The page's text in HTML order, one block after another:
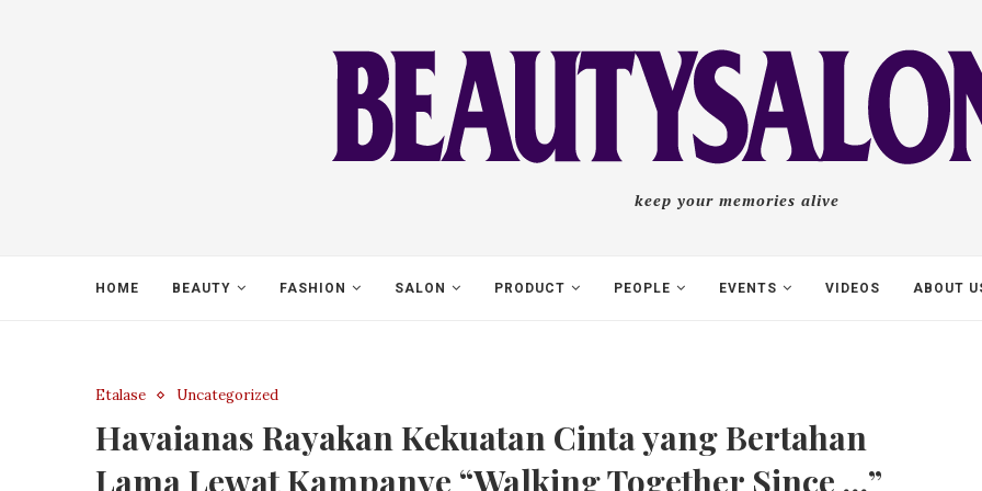
keep your memories alive
HOME BEAUTY FASHION SALON PRODUCT PEOPLE EVENTS VIDEOS ABOUT
Etalase Uncategorized
Havaianas Rayakan Kekuatan Cinta yang Bertahan
Lama Lewat Kampanye “Walking Together Since …”